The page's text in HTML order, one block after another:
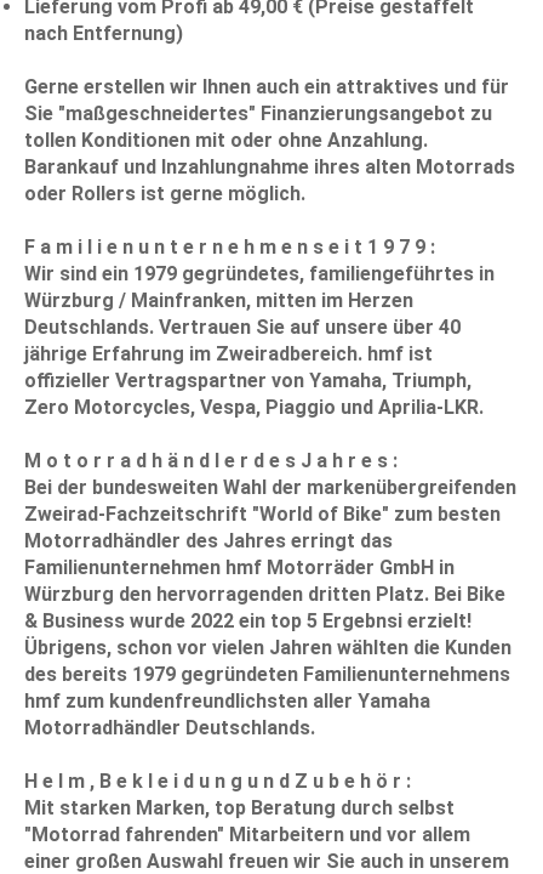
Lieferung vom Profi ab 49,00 € (Preise gestaffelt
nach Entfernung)
Gerne erstellen wir Ihnen auch ein attraktives und für
Sie "maßgeschneidertes" Finanzierungsangebot zu
tollen Konditionen mit oder ohne Anzahlung.
Barankauf und Inzahlungnahme ihres alten Motorrads
oder Rollers ist gerne möglich.
F a m i l i e n u n t e r n e h m e n s e i t 1 9 7 9 :
Wir sind ein 1979 gegründetes, familiengeführtes in
Würzburg / Mainfranken, mitten im Herzen
Deutschlands. Vertrauen Sie auf unsere über 40
jährige Erfahrung im Zweiradbereich. hmf ist
offizieller Vertragspartner von Yamaha, Triumph,
Zero Motorcycles, Vespa, Piaggio und Aprilia-LKR.
M o t o r r a d h ä n d l e r d e s J a h r e s :
Bei der bundesweiten Wahl der markenübergreifenden
Zweirad-Fachzeitschrift "World of Bike" zum besten
Motorradhändler des Jahres erringt das
Familienunternehmen hmf Motorräder GmbH in
Würzburg den hervorragenden dritten Platz. Bei Bike
& Business wurde 2022 ein top 5 Ergebnsi erzielt!
Übrigens, schon vor vielen Jahren wählten die Kunden
des bereits 1979 gegründeten Familienunternehmens
hmf zum kundenfreundlichsten aller Yamaha
Motorradhändler Deutschlands.
H e l m , B e k l e i d u n g u n d Z u b e h ö r :
Mit starken Marken, top Beratung durch selbst
"Motorrad fahrenden" Mitarbeitern und vor allem
einer großen Auswahl freuen wir Sie auch in unserem